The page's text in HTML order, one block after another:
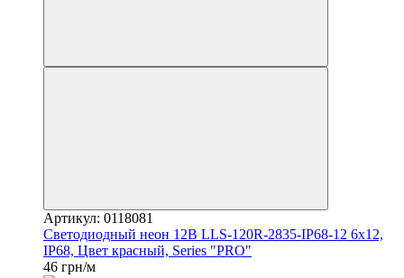
Артикул: 0118081
Светодиодный неон 12В LLS-120R-2835-IP68-12 6x12,
IP68, Цвет красный, Series "PRO"
46 грн/м